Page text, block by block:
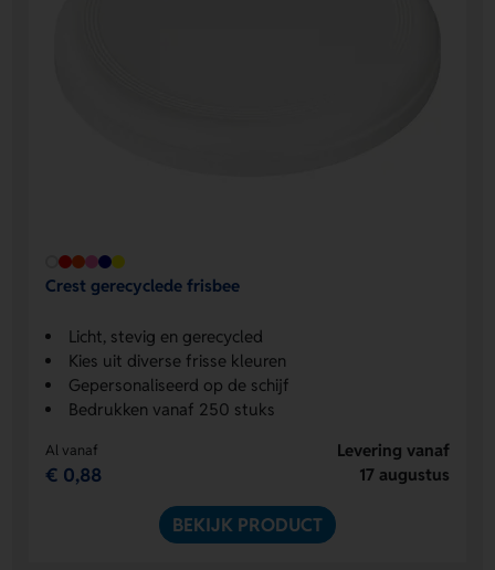
Crest gerecyclede frisbee
Licht, stevig en gerecycled
Kies uit diverse frisse kleuren
Gepersonaliseerd op de schijf
Bedrukken vanaf 250 stuks
Al vanaf
€ 0,88
Levering vanaf
17 augustus
BEKIJK PRODUCT